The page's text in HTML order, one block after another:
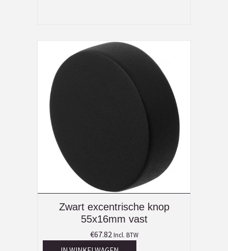
Zwart excentrische knop
55x16mm vast
€67.82 Incl. BTW